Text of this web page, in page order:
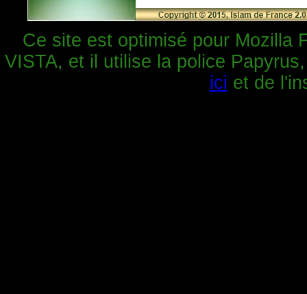
Ce site est optimisé pour Mozilla
VISTA, et il utilise la police
ici et de